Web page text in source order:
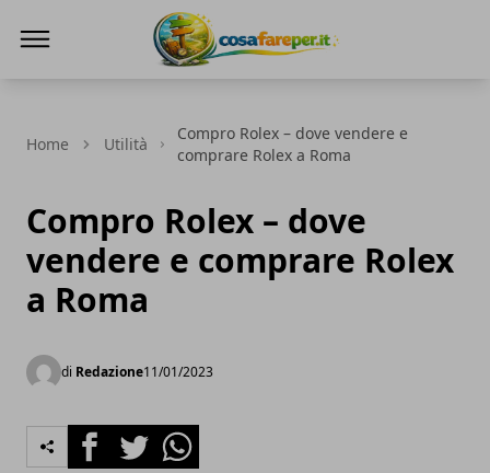
Home Utilità
Compro Rolex – dove vendere e
comprare Rolex a Roma
Compro Rolex – dove
vendere e comprare Rolex
a Roma
di Redazione11/01/2023
FacebookTwitterWhatsapp